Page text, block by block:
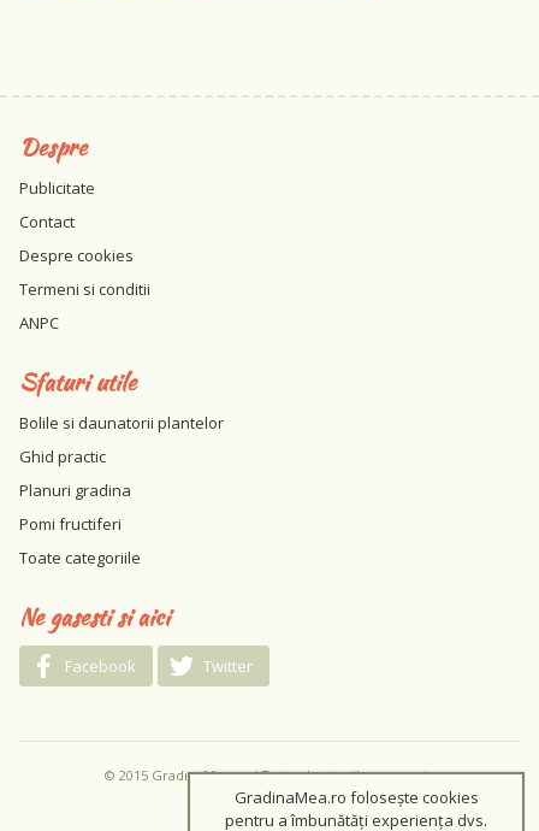
Despre
Publicitate
Contact
Despre cookies
Termeni si conditii
ANPC
Sfaturi utile
Bolile si daunatorii plantelor
Ghid practic
Planuri gradina
Pomi fructiferi
Toate categoriile
Ne gasesti si aici
Facebook Twitter
© 2015 GradinaMea.ro / Toate drepturile rezervate
GradinaMea.ro folosește cookies
pentru a îmbunătăți experiența dvs.